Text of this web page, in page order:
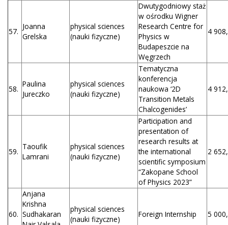
57.
Joanna
Grelska
physical sciences
(nauki fizyczne)
Dwutygodniowy staż
w ośrodku Wigner
Research Centre for
Physics w
Budapeszcie na
Węgrzech
4
58.
Paulina
Jureczko
physical sciences
(nauki fizyczne)
Tematyczna
konferencja
naukowa ‘2D
Transition Metals
Chalcogenides’
4
59.
Taoufik
Lamrani
physical sciences
(nauki fizyczne)
Participation and
presentation of
research results at
the international
scientific symposium
“Zakopane School
of Physics 2023”
2
60.
Anjana
Krishna
Sudhakaran
physical sciences
(nauki fizyczne)
Foreign Internship 5